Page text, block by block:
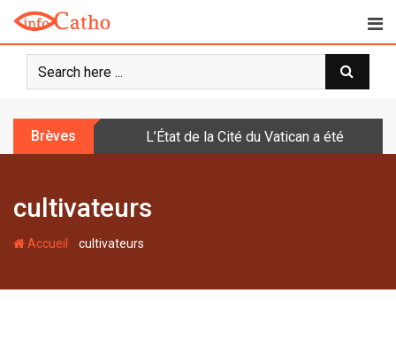
o
Brèves L’État de la Cité du Vatican a été doté
cultivateurs
Accueil -cultivateurs